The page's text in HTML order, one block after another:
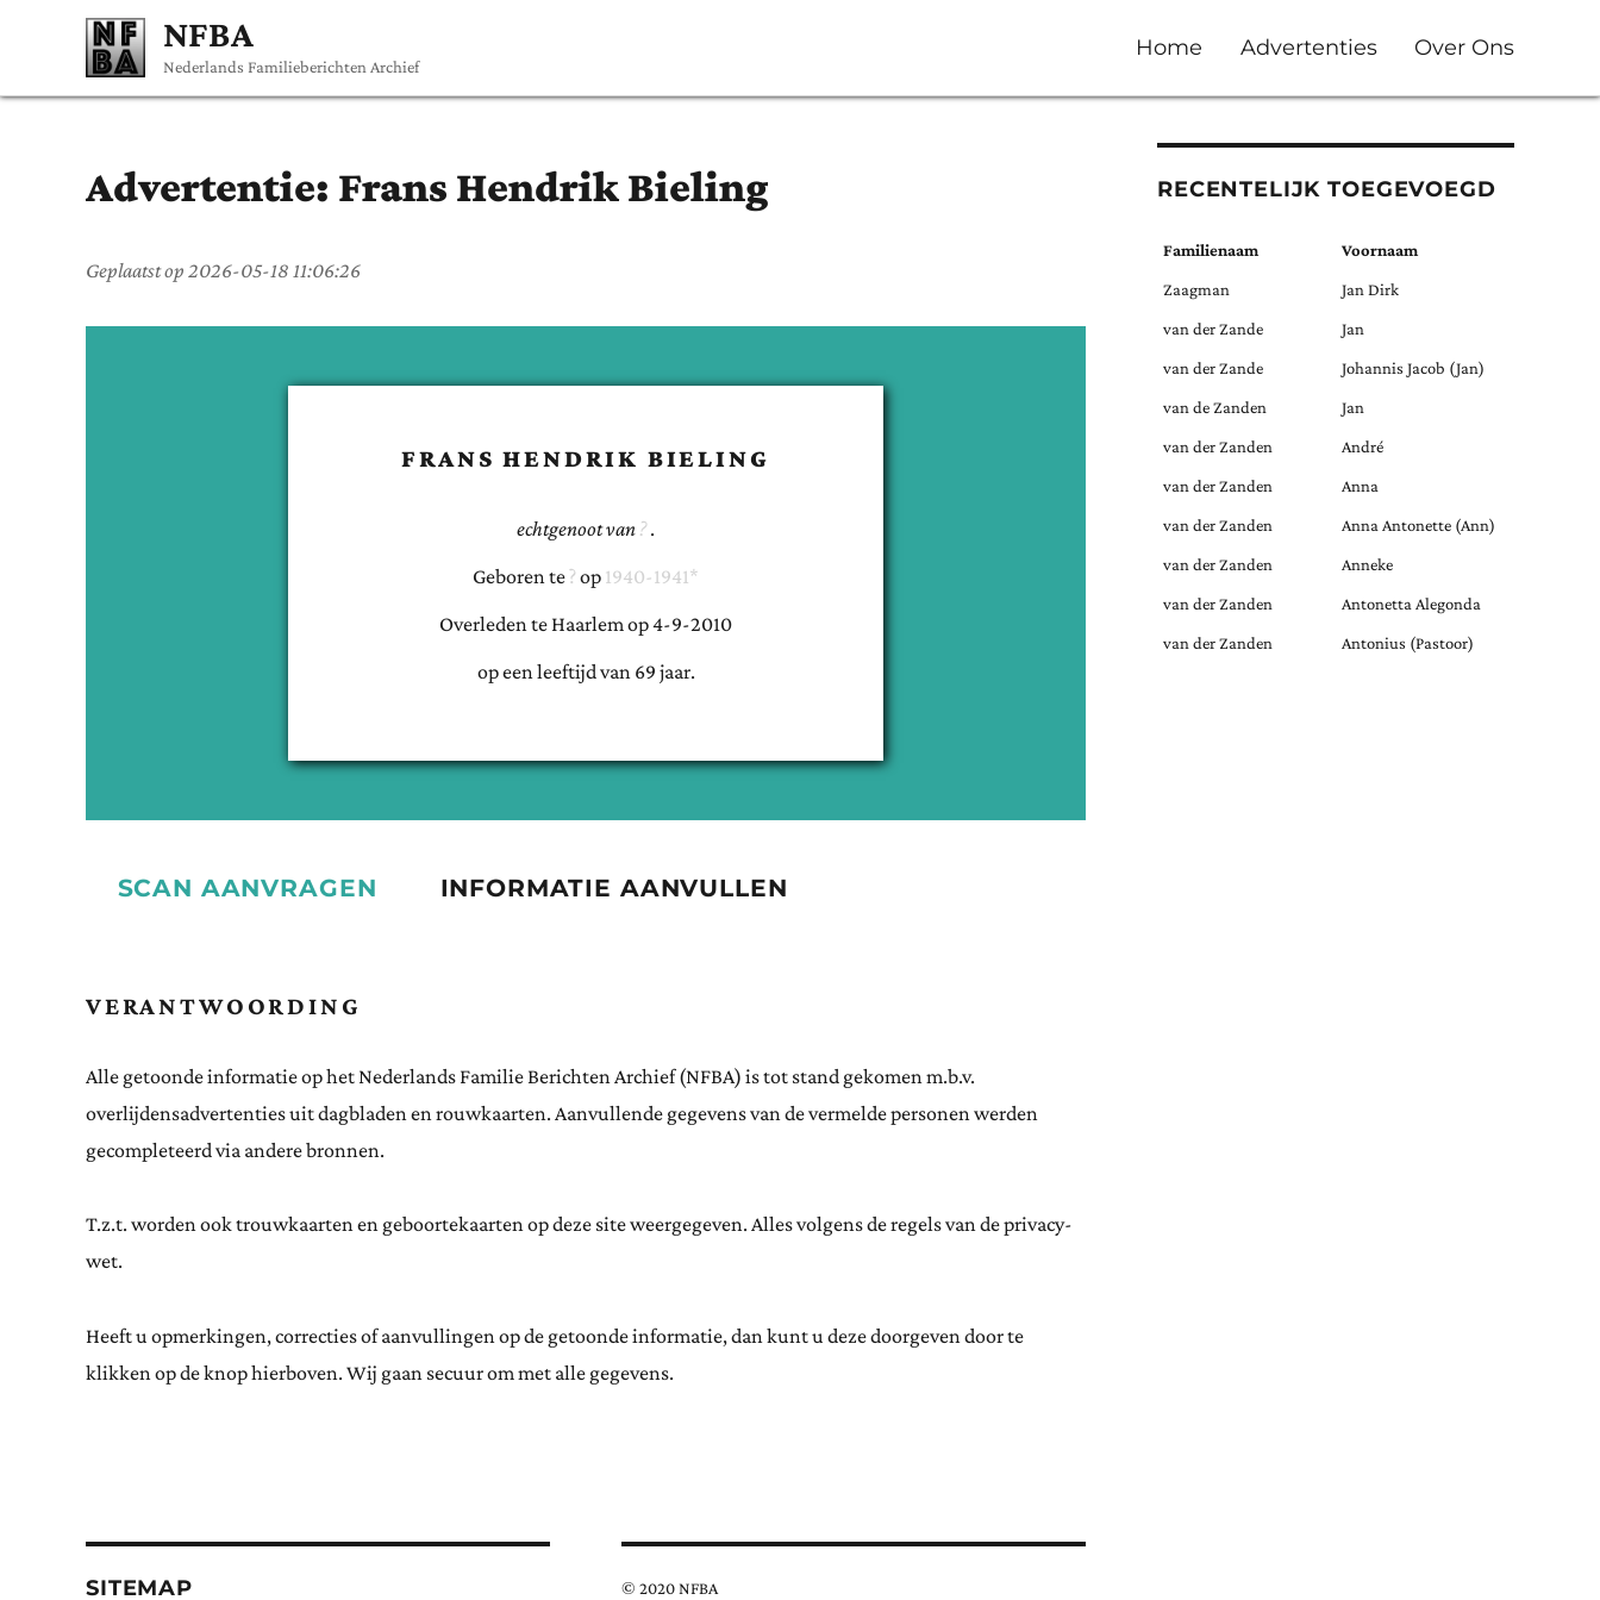
NFBA
Nederlands Familieberichten Archief
Home Advertenties Over Ons
Advertentie: Frans HendrikBieling
Geplaatst op 2026-05-18 11:06:26
FRANS HENDRIK BIELING
echtgenoot van
.
Geboren te op 1940-1941*
Overleden te Haarlem op4-9-2010
op een leeftijd van 69 jaar.
SCAN AANVRAGEN INFORMATIE AANVULLEN
VERANTWOORDING
Alle getoonde informatie op het Nederlands Familie Berichten Archief (NFBA) is tot stand gekomen m.b.v.
overlijdensadvertenties uit dagbladen en rouwkaarten. Aanvullende gegevens van de vermelde personen werden
gecompleteerd via andere bronnen.
T.z.t. worden ook trouwkaarten en geboortekaarten op deze site weergegeven. Alles volgens de regels van de privacy-
wet.
Heeft u opmerkingen, correcties of aanvullingen op de getoonde informatie, dan kunt u deze doorgeven door te
klikken op de knop hierboven. Wij gaan secuur om met alle gegevens.
SITEMAP © 2020 NFBA
RECENTELIJK TOEGEVOEGD
Familienaam Voornaam
Zaagman Jan Dirk
van der Zande Jan
van der Zande Johannis Jacob (Jan)
van de Zanden Jan
van der Zanden André
van der Zanden Anna
van der Zanden Anna Antonette (Ann)
van der Zanden Anneke
van der Zanden Antonetta Alegonda
van der Zanden Antonius (Pastoor)